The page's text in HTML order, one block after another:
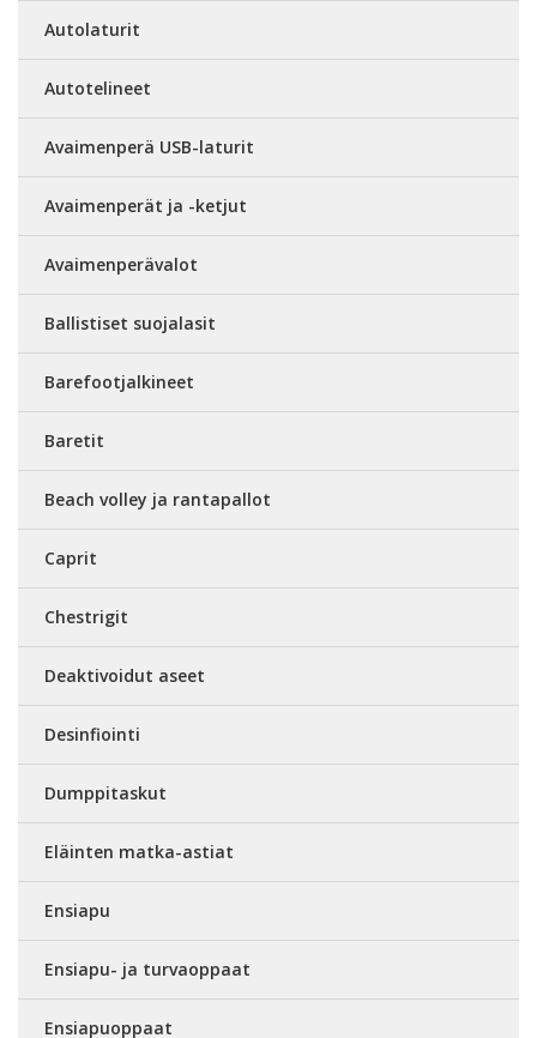
Autolaturit
Autotelineet
Avaimenperä USB-laturit
Avaimenperät ja -ketjut
Avaimenperävalot
Ballistiset suojalasit
Barefootjalkineet
Baretit
Beach volley ja rantapallot
Caprit
Chestrigit
Deaktivoidut aseet
Desinfiointi
Dumppitaskut
Eläinten matka-astiat
Ensiapu
Ensiapu- ja turvaoppaat
Ensiapuoppaat